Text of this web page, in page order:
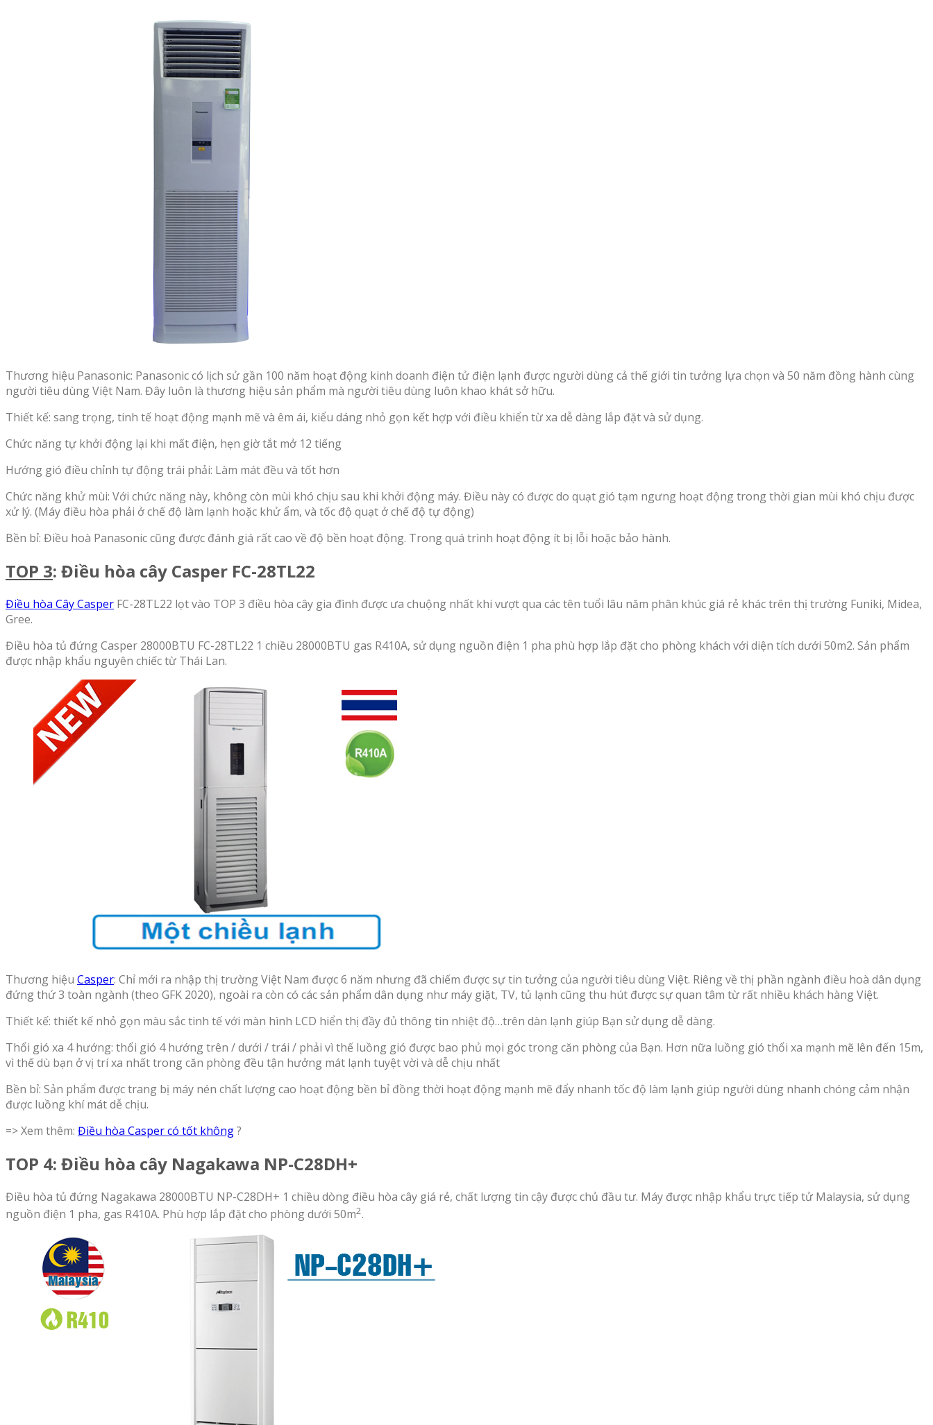
Thương hiệu Panasonic: Panasonic có lịch sử gần 100 năm hoạt động kinh doanh điện tử điện lạnh được người dùng cả thế giới tin tưởng lựa chọn và 50 năm đồng hành cùng
người tiêu dùng Việt Nam. Đây luôn là thương hiệu sản phẩm mà người tiêu dùng luôn khao khát sở hữu.
Thiết kế: sang trọng, tinh tế hoạt động mạnh mẽ và êm ái, kiểu dáng nhỏ gọn kết hợp với điều khiển từ xa dễ dàng lắp đặt và sử dụng.
Chức năng tự khởi động lại khi mất điện, hẹn giờ tắt mở 12 tiếng
Hướng gió điều chỉnh tự động trái phải: Làm mát đều và tốt hơn
Chức năng khử mùi: Với chức năng này, không còn mùi khó chịu sau khi khởi động máy. Điều này có được do quạt gió tạm ngưng hoạt động trong thời gian mùi khó chịu được
xử lý. (Máy điều hòa phải ở chế độ làm lạnh hoặc khử ẩm, và tốc độ quạt ở chế độ tự động)
Bền bỉ: Điều hoà Panasonic cũng được đánh giá rất cao về độ bền hoạt động. Trong quá trình hoạt động ít bị lỗi hoặc bảo hành.
TOP 3: Điều hòa cây Casper FC-28TL22
Điều hòa Cây Casper FC-28TL22 lọt vào TOP 3 điều hòa cây gia đình được ưa chuộng nhất khi vượt qua các tên tuổi lâu năm phân khúc giá rẻ khác trên thị trường Funiki, Midea,
Gree.
Điều hòa tủ đứng Casper 28000BTU FC-28TL22 1 chiều 28000BTU gas R410A, sử dụng nguồn điện 1 pha phù hợp lắp đặt cho phòng khách với diện tích dưới 50m2. Sản phẩm
được nhập khẩu nguyên chiếc từ Thái Lan.
Thương hiệu Casper: Chỉ mới ra nhập thị trường Việt Nam được 6 năm nhưng đã chiếm được sự tin tưởng của người tiêu dùng Việt. Riêng về thị phần ngành điều hoà dân dụng
đứng thứ 3 toàn ngành (theo GFK 2020), ngoài ra còn có các sản phẩm dân dụng như máy giặt, TV, tủ lạnh cũng thu hút được sự quan tâm từ rất nhiều khách hàng Việt.
Thiết kế: thiết kế nhỏ gọn màu sắc tinh tế với màn hình LCD hiển thị đầy đủ thông tin nhiệt độ…trên dàn lạnh giúp Bạn sử dụng dễ dàng.
Thổi gió xa 4 hướng: thổi gió 4 hướng trên / dưới / trái / phải vì thế luồng gió được bao phủ mọi góc trong căn phòng của Bạn. Hơn nữa luồng gió thổi xa mạnh mẽ lên đến 15m,
vì thế dù bạn ở vị trí xa nhất trong căn phòng đều tận hưởng mát lạnh tuyệt vời và dễ chịu nhất
Bền bỉ: Sản phẩm được trang bị máy nén chất lượng cao hoạt động bền bỉ đồng thời hoạt động mạnh mẽ đẩy nhanh tốc độ làm lạnh giúp người dùng nhanh chóng cảm nhận
được luồng khí mát dễ chịu.
=> Xem thêm: Điều hòa Casper có tốt không?
TOP 4: Điều hòa cây Nagakawa NP-C28DH+
Điều hòa tủ đứng Nagakawa 28000BTU NP-C28DH+ 1 chiều dòng điều hòa cây giá rẻ, chất lượng tin cậy được chủ đầu tư. Máy được nhập khẩu trực tiếp tử Malaysia, sử dụng
nguồn điện 1 pha, gas R410A. Phù hợp lắp đặt cho phòng dưới 50m2.